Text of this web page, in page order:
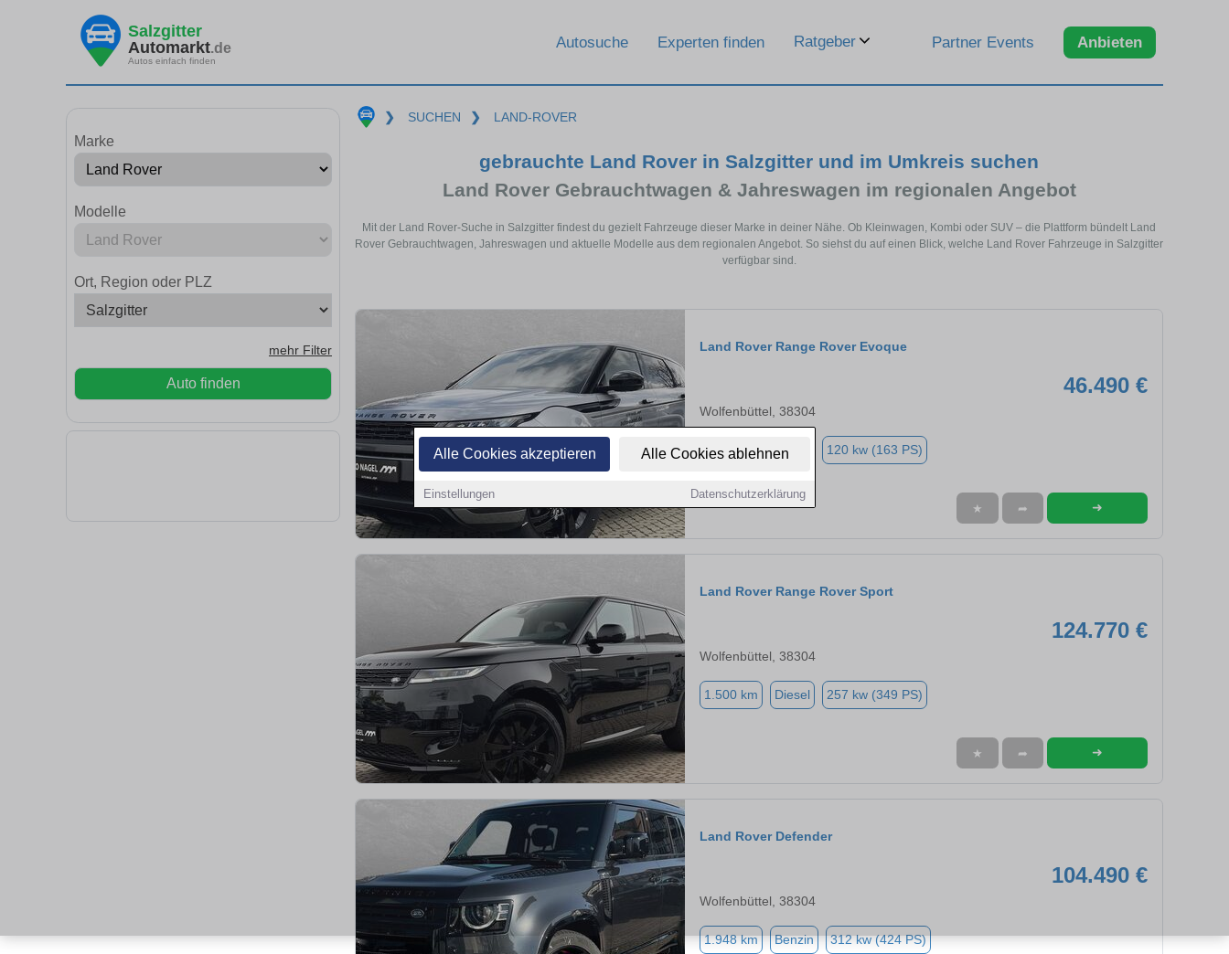
Alle Cookies akzeptieren Alle Cookies ablehnen
Einstellungen Datenschutzerklärung
Salzgitter
Automarkt.de
Autos einfach finden
Autosuche Experten finden Ratgeber Partner Events Anbieten
Marke
Modelle
Ort, Region oder PLZ
mehr Filter
Auto finden
❯ SUCHEN ❯ LAND-ROVER
gebrauchte Land Rover in Salzgitter und im Umkreis suchen
Land Rover Gebrauchtwagen & Jahreswagen im regionalen Angebot
Mit der Land Rover-Suche in Salzgitter findest du gezielt Fahrzeuge dieser Marke in deiner Nähe. Ob Kleinwagen, Kombi oder SUV – die Plattform bündelt Land
Rover Gebrauchtwagen, Jahreswagen und aktuelle Modelle aus dem regionalen Angebot. So siehst du auf einen Blick, welche Land Rover Fahrzeuge in Salzgitter
verfügbar sind.
Land Rover Range Rover Evoque
46.490 €
Wolfenbüttel, 38304
3.716 km Diesel 120 kw (163 PS)
★ ➦ ➜
Land Rover Range Rover Sport
124.770 €
Wolfenbüttel, 38304
1.500 km Diesel 257 kw (349 PS)
★ ➦ ➜
Land Rover Defender
104.490 €
Wolfenbüttel, 38304
1.948 km Benzin 312 kw (424 PS)